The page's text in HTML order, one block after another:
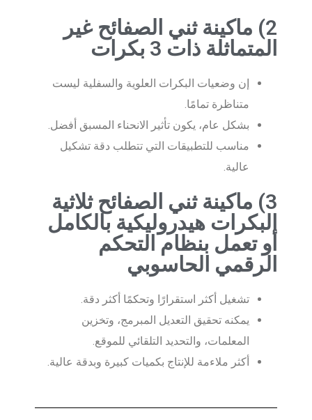
2) ماكينة ثني الصفائح غير
المتماثلة ذات 3 بكرات
إن وضعيات البكرات العلوية والسفلية ليست
متناظرة تمامًا.
بشكل عام، يكون تأثير الانحناء المسبق أفضل.
مناسب للتطبيقات التي تتطلب دقة تشكيل
عالية.
3) ماكينة ثني الصفائح ثلاثية
البكرات هيدروليكية بالكامل
أو تعمل بنظام التحكم
الرقمي الحاسوبي
تشغيل أكثر استقرارًا وتحكمًا أكثر دقة.
يمكنه تحقيق التعديل المبرمج، وتخزين
المعلمات، والتحديد التلقائي للموقع.
أكثر ملاءمة للإنتاج بكميات كبيرة وبدقة عالية.